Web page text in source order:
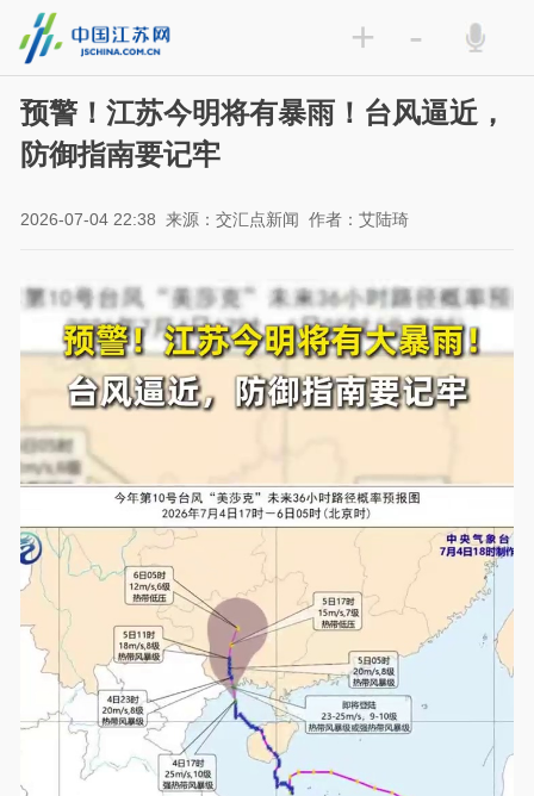
+ -
预警！江苏今明将有暴雨！台风逼近，
防御指南要记牢
2026-07-04 22:38 来源：交汇点新闻 作者：艾陆琦